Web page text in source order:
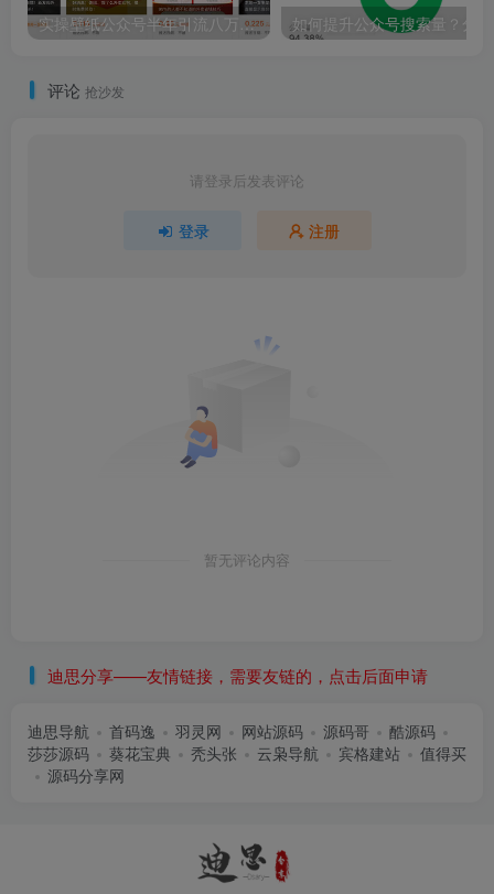
实操壁纸公众号半年引流八万粉，变现二十万
评论 抢沙发
请登录后发表评论
登录 注册
暂无评论内容
迪思分享——友情链接，需要友链的，点击后面申请
迪思导航 首码逸 羽灵网 网站源码 源码哥
酷源码
莎莎源码
葵花宝典 秃头张 云枭导航 宾格建站
值得买
源码分享网